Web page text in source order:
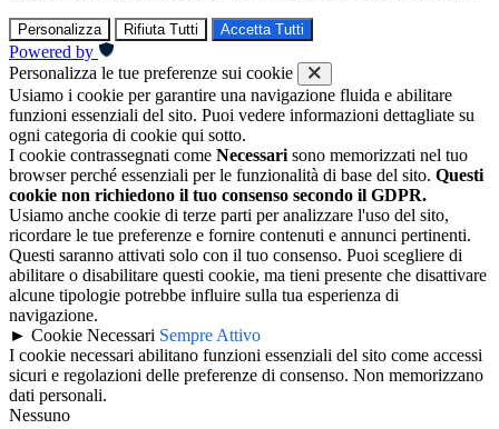
Personalizza Rifiuta Tutti Accetta Tutti
Powered by
Personalizza le tue preferenze sui cookie
Usiamo i cookie per garantire una navigazione fluida e abilitare
funzioni essenziali del sito. Puoi vedere informazioni dettagliate su
ogni categoria di cookie qui sotto.
I cookie contrassegnati come Necessari sono memorizzati nel tuo
browser perché essenziali per le funzionalità di base del sito. Questi
cookie non richiedono il tuo consenso secondo il GDPR.
Usiamo anche cookie di terze parti per analizzare l'uso del sito,
ricordare le tue preferenze e fornire contenuti e annunci pertinenti.
Questi saranno attivati solo con il tuo consenso. Puoi scegliere di
abilitare o disabilitare questi cookie, ma tieni presente che disattivare
alcune tipologie potrebbe influire sulla tua esperienza di
navigazione.
► Cookie Necessari Sempre Attivo
I cookie necessari abilitano funzioni essenziali del sito come accessi
sicuri e regolazioni delle preferenze di consenso. Non memorizzano
dati personali.
Nessuno